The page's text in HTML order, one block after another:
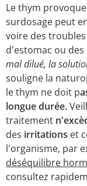
Le thym
surdosage peut
voire des
d'estomac ou
mal dilué, la
souligne la
le thym ne doit p
longue durée.
traitement
des irritations et
l'organisme, par
déséquilibre
consultez